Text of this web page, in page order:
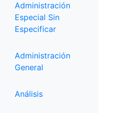
Administración
Especial Sin
Especificar
Administración
General
Análisis